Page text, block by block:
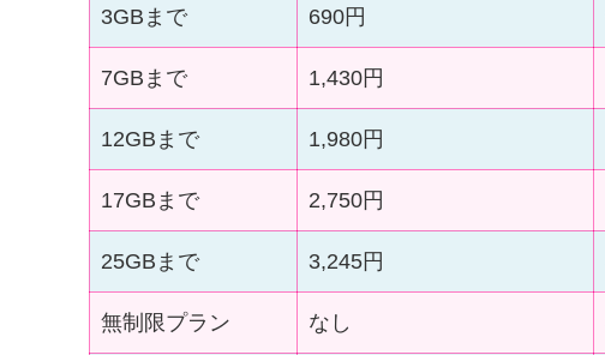
3GBまで 690円
7GBまで 1,430円
12GBまで 1,980円
17GBまで 2,750円
25GBまで 3,245円
無制限プラン なし